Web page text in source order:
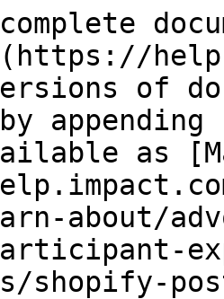
of
as
about/
shopify-